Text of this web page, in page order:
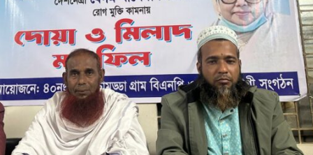
অধ্যাদেশ সংসদে উপস্থাপন
করা হবে
আর্কাইভ থেকে
প্রধানমন্ত্রীর সঙ্গে সৌদি
রাষ্ট্রদূতের সাক্ষাৎ
আর্কাইভ থেকে